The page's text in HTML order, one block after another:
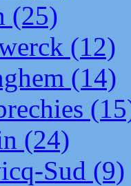
(25)
(12)
(14)
(24)
Sud (9)